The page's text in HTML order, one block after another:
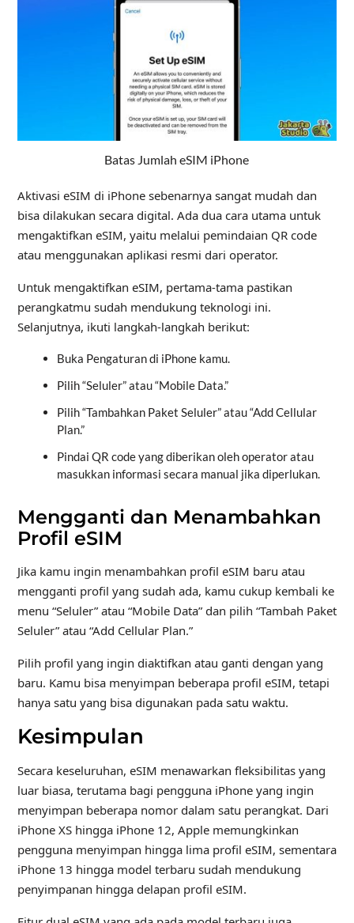
Batas Jumlah eSIM iPhone
Aktivasi eSIM di iPhone sebenarnya sangat mudah dan
bisa dilakukan secara digital. Ada dua cara utama untuk
mengaktifkan eSIM, yaitu melalui pemindaian QR code
atau menggunakan aplikasi resmi dari operator.
Untuk mengaktifkan eSIM, pertama-tama pastikan
perangkatmu sudah mendukung teknologi ini.
Selanjutnya, ikuti langkah-langkah berikut:
Buka Pengaturan di iPhone kamu.
Pilih “Seluler” atau “Mobile Data.”
Pilih “Tambahkan Paket Seluler” atau “Add Cellular
Plan.”
Pindai QR code yang diberikan oleh operator atau
masukkan informasi secara manual jika diperlukan.
Mengganti dan Menambahkan
Profil eSIM
Jika kamu ingin menambahkan profil eSIM baru atau
mengganti profil yang sudah ada, kamu cukup kembali ke
menu “Seluler” atau “Mobile Data” dan pilih “Tambah Paket
Seluler” atau “Add Cellular Plan.”
Pilih profil yang ingin diaktifkan atau ganti dengan yang
baru. Kamu bisa menyimpan beberapa profil eSIM, tetapi
hanya satu yang bisa digunakan pada satu waktu.
Kesimpulan
Secara keseluruhan, eSIM menawarkan fleksibilitas yang
luar biasa, terutama bagi pengguna iPhone yang ingin
menyimpan beberapa nomor dalam satu perangkat. Dari
iPhone XS hingga iPhone 12, Apple memungkinkan
pengguna menyimpan hingga lima profil eSIM, sementara
iPhone 13 hingga model terbaru sudah mendukung
penyimpanan hingga delapan profil eSIM.